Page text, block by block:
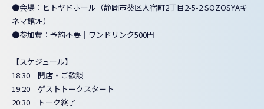
●会場：ヒトヤドホール（静岡市葵区人宿町2丁目2-5-2 SOZOSYAキ
ネマ館2F）
●参加費：予約不要｜ワンドリンク500円
【スケジュール】
18:30 開店・ご歓談
19:20 ゲストトークスタート
20:30 トーク終了